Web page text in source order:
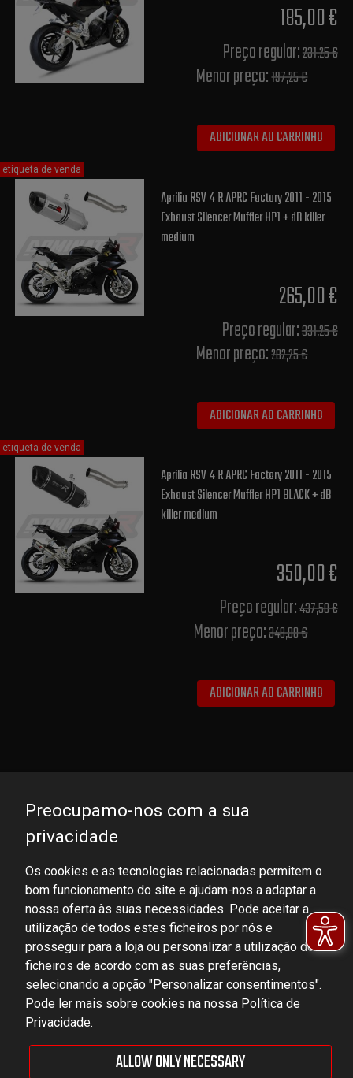
185,00 €
Preço regular:231,25 €
Menor preço:197,25 €
ADICIONAR AO CARRINHO
Aprilia RSV 4 R APRC Factory 2011 - 2015
Exhaust Silencer Muffler HP1 + dB killer
medium
265,00 €
Preço regular:331,25 €
Menor preço:282,25 €
ADICIONAR AO CARRINHO
etiqueta de venda
Aprilia RSV 4 R APRC Factory 2011 - 2015
Exhaust Silencer Muffler HP1 BLACK + dB
killer medium
350,00 €
Preço regular:437,50 €
Menor preço:348,00 €
ADICIONAR AO CARRINHO
etiqueta de venda
DOMINATOR GROUP Sp. z o.o.
Ludowa 59, 43-514 Kaniów, POLAND
VAT ID No.: 6521751083
dominator@dominator.pl
© Copyright 2022 | Dominator Group Sp. z o. o.
Preocupamo-nos com a sua
privacidade
Os cookies e as tecnologias relacionadas permitem o
bom funcionamento do site e ajudam-nos a adaptar a
nossa oferta às suas necessidades. Pode aceitar a
utilização de todos estes ficheiros por nós e
prosseguir para a loja ou personalizar a utilização dos
ficheiros de acordo com as suas preferências,
selecionando a opção "Personalizar consentimentos".
Pode ler mais sobre cookies na nossa Política de
Privacidade.
ALLOW ONLY NECESSARY